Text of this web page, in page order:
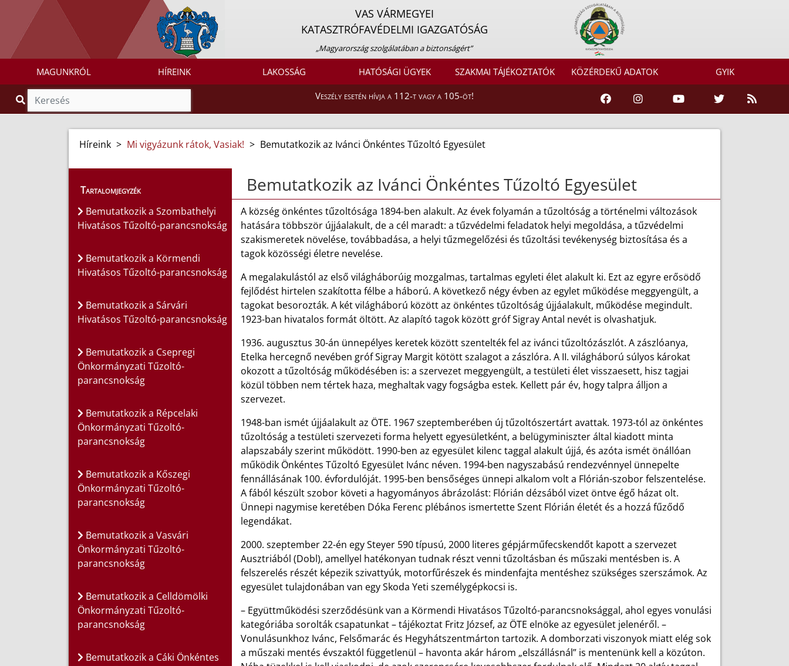
VAS VÁRMEGYEI
KATASZTRÓFAVÉDELMI IGAZGATÓSÁG
„Magyarország szolgálatában a biztonságért”
MAGUNKRÓL HÍREINK LAKOSSÁG HATÓSÁGI ÜGYEK SZAKMAI TÁJÉKOZTATÓK KÖZÉRDEKŰ ADATOK GYIK
Veszély esetén hívja a 112-t vagy a 105-öt!
Híreink > Mi vigyázunk rátok, Vasiak! > Bemutatkozik az Ivánci Önkéntes Tűzoltó Egyesület
Tartalomjegyzék
Bemutatkozik a Szombathelyi
Hivatásos Tűzoltó-parancsnokság
Bemutatkozik a Körmendi
Hivatásos Tűzoltó-parancsnokság
Bemutatkozik a Sárvári
Hivatásos Tűzoltó-parancsnokság
Bemutatkozik a Csepregi
Önkormányzati Tűzoltó-
parancsnokság
Bemutatkozik a Répcelaki
Önkormányzati Tűzoltó-
parancsnokság
Bemutatkozik a Kőszegi
Önkormányzati Tűzoltó-
parancsnokság
Bemutatkozik a Vasvári
Önkormányzati Tűzoltó-
parancsnokság
Bemutatkozik a Celldömölki
Önkormányzati Tűzoltó-
parancsnokság
Bemutatkozik a Cáki Önkéntes
Bemutatkozik az Ivánci Önkéntes Tűzoltó Egyesület
A község önkéntes tűzoltósága 1894-ben alakult. Az évek folyamán a tűzoltóság a történelmi változások
hatására többször újjáalakult, de a cél maradt: a tűzvédelmi feladatok helyi megoldása, a tűzvédelmi
szakismeretek növelése, továbbadása, a helyi tűzmegelőzési és tűzoltási tevékenység biztosítása és a
tagok közösségi életre nevelése.
A megalakulástól az első világháborúig mozgalmas, tartalmas egyleti élet alakult ki. Ezt az egyre erősödő
fejlődést hirtelen szakította félbe a háború. A következő négy évben az egylet működése meggyengült, a
tagokat besorozták. A két világháború között az önkéntes tűzoltóság újjáalakult, működése megindult.
1923-ban hivatalos formát öltött. Az alapító tagok között gróf Sigray Antal nevét is olvashatjuk.
1936. augusztus 30-án ünnepélyes keretek között szentelték fel az ivánci tűzoltózászlót. A zászlóanya,
Etelka hercegnő nevében gróf Sigray Margit kötött szalagot a zászlóra. A II. világháború súlyos károkat
okozott a tűzoltóság működésében is: a szervezet meggyengült, a testületi élet visszaesett, hisz tagjai
közül többen nem tértek haza, meghaltak vagy fogságba estek. Kellett pár év, hogy talpra álljon a
szervezet.
1948-ban ismét újjáalakult az ÖTE. 1967 szeptemberében új tűzoltószertárt avattak. 1973-tól az önkéntes
tűzoltóság a testületi szervezeti forma helyett egyesületként, a belügyminiszter által kiadott minta
alapszabály szerint működött. 1990-ben az egyesület kilenc taggal alakult újjá, és azóta ismét önállóan
működik Önkéntes Tűzoltó Egyesület Ivánc néven. 1994-ben nagyszabású rendezvénnyel ünnepelte
fennállásának 100. évfordulóját. 1995-ben bensőséges ünnepi alkalom volt a Flórián-szobor felszentelése.
A fából készült szobor követi a hagyományos ábrázolást: Flórián dézsából vizet öntve égő házat olt.
Ünnepi nagymise keretében Dóka Ferenc plébános ismertette Szent Flórián életét és a hozzá fűződő
legendákat.
2000. szeptember 22-én egy Steyer 590 típusú, 2000 literes gépjárműfecskendőt kapott a szervezet
Ausztriából (Dobl), amellyel hatékonyan tudnak részt venni tűzoltásban és műszaki mentésben is. A
felszerelés részét képezik szivattyúk, motorfűrészek és mindenfajta mentéshez szükséges szerszámok. Az
egyesület tulajdonában van egy Skoda Yeti személygépkocsi is.
– Együttműködési szerződésünk van a Körmendi Hivatásos Tűzoltó-parancsnoksággal, ahol egyes vonulási
kategóriába sorolták csapatunkat – tájékoztat Fritz József, az ÖTE elnöke az egyesület jelenéről. –
Vonulásunkhoz Ivánc, Felsőmarác és Hegyhátszentmárton tartozik. A domborzati viszonyok miatt elég sok
a műszaki mentés évszaktól függetlenül – havonta akár három „elszállásnál” is mentenünk kell a közúton.